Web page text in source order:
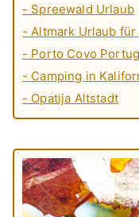
- Spreewald Urlaub
- Altmark Urlaub
- Porto Covo
- Camping in
- Opatija Altstadt